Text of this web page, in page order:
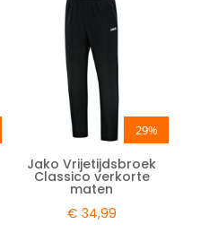
29%
Jako Vrijetijdsbroek
Classico verkorte
maten
€ 34,99